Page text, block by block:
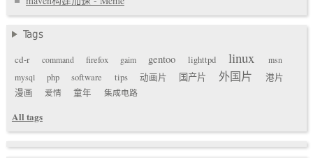
Tags
cd-r
command firefox gaim gentoo lighttpd linux
msn
mysql
php software tips 动画片 国产片 外国片
港片
漫画
爱情 童年 集成电路
All tags